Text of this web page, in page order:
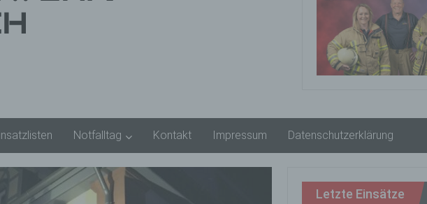
Notfalltag Kontakt Impressum Datenschutzerklärung
Letzte Einsätze